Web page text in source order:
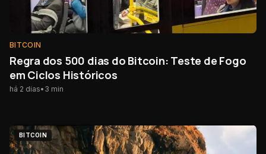
BITCOIN
Regra dos 500 dias do Bitcoin: Teste de Fogo
em Ciclos Históricos
há 2 dias• 3 min
BITCOIN